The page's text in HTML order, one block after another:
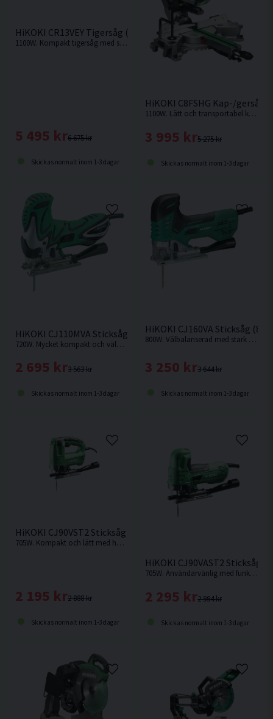
HiKOKI CR13VEY Tigersåg (1100W)
1100W. Kompakt tigersåg med stark motor och hög avverkningskapacitet.
6 675 kr
5 495 kr
Skickas normalt inom 1-3 dagar
HiKOKI C8FSHG Kap-/gersåg
1100W. Lätt och transportabel kap-/gersåg med hög sågkapacitet och lasermarkör.
5 275 kr
3 995 kr
Skickas normalt inom 1-3 dagar
HiKOKI CJ110MVA Sticksåg (720W)
720W. Mycket kompakt och välbalanserad med stark motor och hög sågkapacitet.
3 563 kr
2 695 kr
Skickas normalt inom 1-3 dagar
HiKOKI CJ160VA Sticksåg
800W. Välbalanserad med stark motor och hög sågkapacitet.
3 644 kr
3 250 kr
Skickas normalt inom 1-3 dagar
HiKOKI CJ90VST2 Sticksåg (705W)
705W. Kompakt och lätt med hög användarvänlighet.
2 888 kr
2 195 kr
Skickas normalt inom 1-3 dagar
HiKOKI CJ90VAST2 Sticksåg
705W. Användarvänlig med funktionell design. Bekvämt, gummibelagt grepp.
2 994 kr
2 295 kr
Skickas normalt inom 1-3 dagar